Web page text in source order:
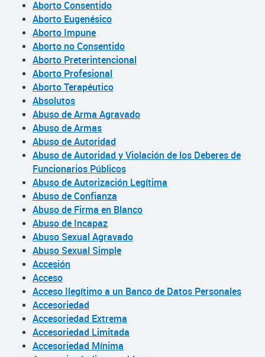
Aborto Consentido
Aborto Eugenésico
Aborto Impune
Aborto no Consentido
Aborto Preterintencional
Aborto Profesional
Aborto Terapéutico
Absolutos
Abuso de Arma Agravado
Abuso de Armas
Abuso de Autoridad
Abuso de Autoridad y Violación de los Deberes de
Funcionarios Públicos
Abuso de Autorización Legítima
Abuso de Confianza
Abuso de Firma en Blanco
Abuso de Incapaz
Abuso Sexual Agravado
Abuso Sexual Simple
Accesión
Acceso
Acceso Ilegítimo a un Banco de Datos Personales
Accesoriedad
Accesoriedad Extrema
Accesoriedad Limitada
Accesoriedad Mínima